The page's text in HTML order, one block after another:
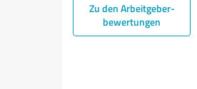
Zu den Arbeitgeber­
bewertungen